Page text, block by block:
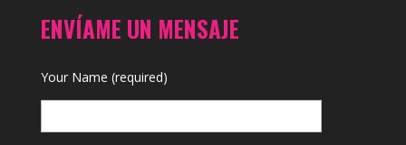
ENVÍAME UN MENSAJE
Your Name (required)